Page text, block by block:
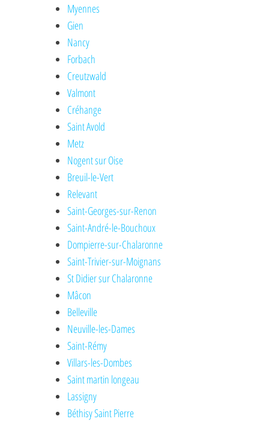
Myennes
Gien
Nancy
Forbach
Creutzwald
Valmont
Créhange
Saint Avold
Metz
Nogent sur Oise
Breuil-le-Vert
Relevant
Saint-Georges-sur-Renon
Saint-André-le-Bouchoux
Dompierre-sur-Chalaronne
Saint-Trivier-sur-Moignans
St Didier sur Chalaronne
Mâcon
Belleville
Neuville-les-Dames
Saint-Rémy
Villars-les-Dombes
Saint martin longeau
Lassigny
Béthisy Saint Pierre